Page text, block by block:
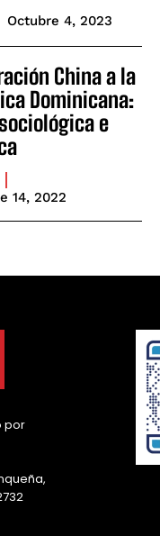
Octubre 4, 2023
China a la
Dominicana:
e
14, 2022
por